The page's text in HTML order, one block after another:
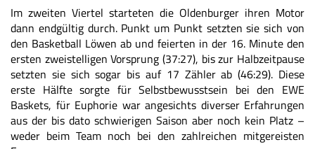
Im zweiten Viertel starteten die Oldenburger ihren Motor
dann endgültig durch. Punkt um Punkt setzten sie sich von
den Basketball Löwen ab und feierten in der 16. Minute den
ersten zweistelligen Vorsprung (37:27), bis zur Halbzeitpause
setzten sie sich sogar bis auf 17 Zähler ab (46:29). Diese
erste Hälfte sorgte für Selbstbewusstsein bei den EWE
Baskets, für Euphorie war angesichts diverser Erfahrungen
aus der bis dato schwierigen Saison aber noch kein Platz –
weder beim Team noch bei den zahlreichen mitgereisten